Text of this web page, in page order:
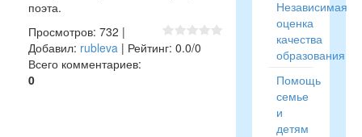
поэта.
Просмотров: 732 |
Добавил: rubleva | Рейтинг: 0.0/0
Всего комментариев:
0
Независимая
оценка
качества
образования
Помощь
семье
и
детям